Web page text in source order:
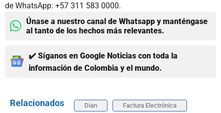
de WhatsApp: +57 311 583 0000.
Únase a nuestro canal de Whatsapp y manténgase
al tanto de los hechos más relevantes.
✔️ Síganos en Google Noticias con toda la
información de Colombia y el mundo.
Relacionados Dian Factura Electrónica